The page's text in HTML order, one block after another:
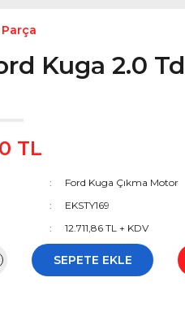
Kuga 2.0
TL
Ford Kuga Çıkma Motor
EKSTY169
12.711,86 TL + KDV
SEPETE EKLE